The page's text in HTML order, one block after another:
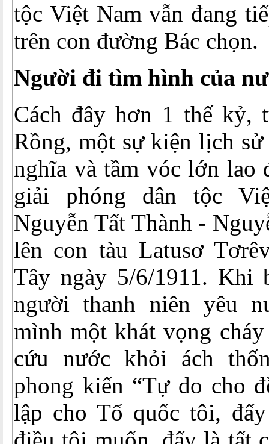
tộc Việt Nam vẫn đang
trên con đường Bác chọn.
Người đi tìm hình của
Cách đây hơn 1 thế kỷ,
Rồng, một sự kiện lịch
nghĩa và tầm vóc lớn
giải phóng dân tộc
Nguyễn Tất Thành -
lên con tàu Latusơ
Tây ngày 5/6/1911. Khi
người thanh niên yêu
mình một khát vọng
cứu nước khỏi ách
phong kiến “Tự do cho
lập cho Tổ quốc tôi,